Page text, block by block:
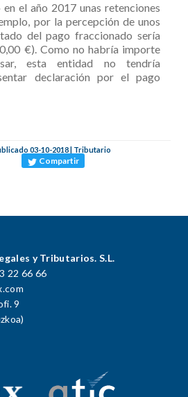
el año 2017 unas retenciones
por la percepción de unos
del pago fraccionado sería
€). Como no habría importe
esta entidad no tendría
declaración por el pago
03-10-2018 | Tributario
Compartir
y Tributarios. S.L.
22 66 66
9